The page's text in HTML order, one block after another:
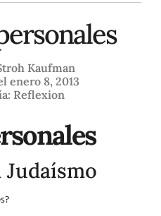
Kaufman
enero 8, 2013
Reflexion